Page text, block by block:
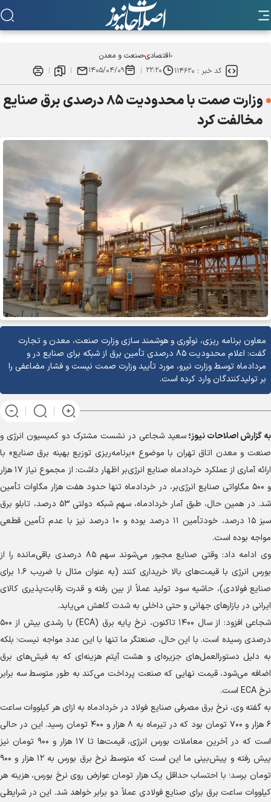
اقتصادیصنعت و معدن
کد خبر : ۱۱۴۶۲۰ ۲۲:۲۰ ۱۴۰۵/۰۴/۰۹
وزارت صمت با محدودیت ۸۵ درصدی برق صنایع
مخالفت کرد
معاون برنامه ریزی، نوآوری و هوشمند سازی وزارت صنعت، معدن و تجارت
گفت: اعلام محدودیت ۸۵ درصدی تأمین برق از شبکه برای صنایع در و
مردادماه توسط وزارت نیرو، مورد تأیید وزارت صمت نیست و فشار مضاعفی را
بر تولیدکنندگان وارد کرده است.
به گزارشاصلاحات نیوز؛سعید شجاعی در نشست مشترک دو کمیسیون انرژی و
صنعت و معدن اتاق تهران با موضوع «برنامه‌ریزی توزیع بهینه برق صنایع» با
ارائه آماری از عملکرد خردادماه صنایع انرژی‌بر اظهار داشت: از مجموع نیاز ۱۷ هزار
و ۵۰۰ مگاواتی صنایع انرژی‌بر، در خردادماه تنها حدود هفت هزار مگاوات تأمین
شد. در همین حال، طبق آمار خردادماه، سهم شبکه دولتی ۵۳ درصد، تابلو برق
سبز ۱۵ درصد، خودتأمین ۱۱ درصد بوده و ۱۰ درصد نیز با عدم تأمین قطعی
مواجه بوده است.
وی ادامه داد: وقتی صنایع مجبور می‌شوند سهم ۸۵ درصدی باقی‌مانده را از
بورس انرژی با قیمت‌های بالا خریداری کنند (به عنوان مثال با ضریب ۱.۶ برای
صنایع فولادی)، حاشیه سود تولید عملاً از بین رفته و قدرت رقابت‌پذیری کالای
ایرانی در بازار‌های جهانی و حتی داخلی به شدت کاهش می‌یابد.
شجاعی افزود: از سال ۱۴۰۰ تاکنون، نرخ پایه برق (ECA) با رشدی بیش از ۵۰۰
درصدی رسیده است. با این حال، صنعتگر ما تنها با این عدد مواجه نیست؛ بلکه
به دلیل دستورالعمل‌های جزیره‌ای و هشت آیتم هزینه‌ای که به فیش‌های برق
اضافه می‌شود، قیمت نهایی که صنعت پرداخت می‌کند به طور متوسط سه برابر
نرخ ECA است.
به گفته وی، نرخ برق مصرفی صنایع فولاد در خردادماه به ازای هر کیلووات ساعت
۶ هزار و ۷۰۰ تومان بود که در تیرماه به ۸ هزار و ۴۰۰ تومان رسید. این در حالی
است که در آخرین معاملات بورس انرژی، قیمت‌ها تا ۱۷ هزار و ۹۰۰ تومان نیز
پیش رفته و پیش‌بینی ما این است که متوسط نرخ برق بورس به ۱۲ هزار و ۹۰۰
تومان برسد؛ با احتساب حداقل یک هزار تومان عوارض روی نرخ بورس، هزینه هر
کیلووات ساعت برق برای صنایع فولادی عملاً دو برابر خواهد شد. این در شرایطی